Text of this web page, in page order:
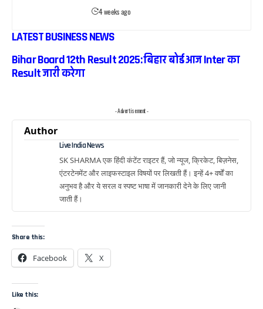
4 weeks ago
LATEST BUSINESS NEWS
Bihar Board 12th Result 2025: बिहार बोर्ड आज Inter का
Result जारी करेगा
- Advertisement -
Author
Live India News
SK SHARMA एक हिंदी कंटेंट राइटर हैं, जो न्यूज, क्रिकेट, बिज़नेस,
एंटरटेनमेंट और लाइफस्टाइल विषयों पर लिखती हैं। इन्हें 4+ वर्षों का
अनुभव है और ये सरल व स्पष्ट भाषा में जानकारी देने के लिए जानी
जाती हैं।
Share this:
Facebook X
Like this: